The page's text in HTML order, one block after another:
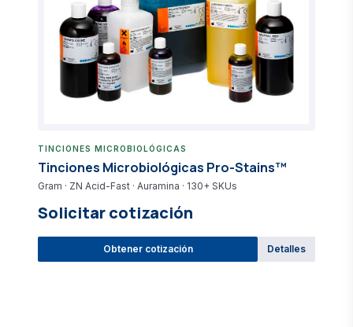
TINCIONES MICROBIOLÓGICAS
Tinciones Microbiológicas Pro-Stains™
Gram · ZN Acid-Fast · Auramina · 130+ SKUs
Solicitar cotización
Obtener cotización Detalles